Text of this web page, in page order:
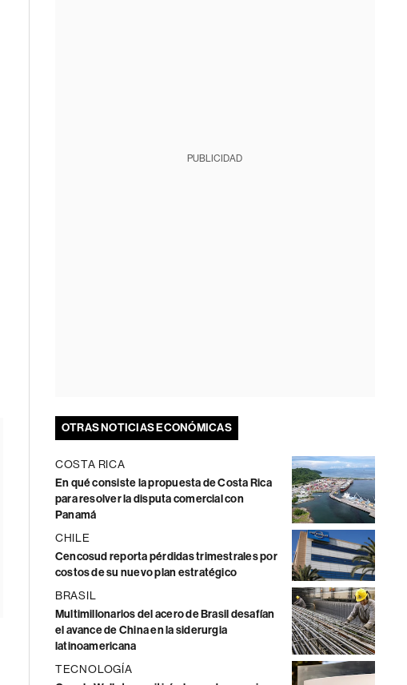
PUBLICIDAD
OTRAS NOTICIAS ECONÓMICAS
COSTA RICA
En qué consiste la propuesta de Costa Rica
para resolver la disputa comercial con
Panamá
CHILE
Cencosud reporta pérdidas trimestrales por
costos de su nuevo plan estratégico
BRASIL
Multimillonarios del acero de Brasil desafían
el avance de China en la siderurgia
latinoamericana
TECNOLOGÍA